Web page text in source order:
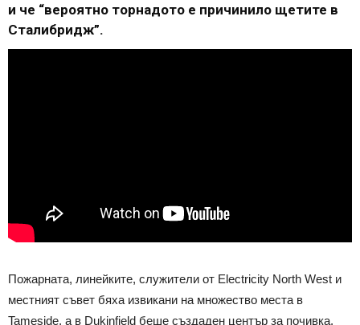
и че “вероятно торнадото е причинило щетите в
Сталибридж”.
Пожарната, линейките, служители от Electricity North West и
местният съвет бяха извикани на множество места в
Tameside, а в Dukinfield беше създаден център за почивка.